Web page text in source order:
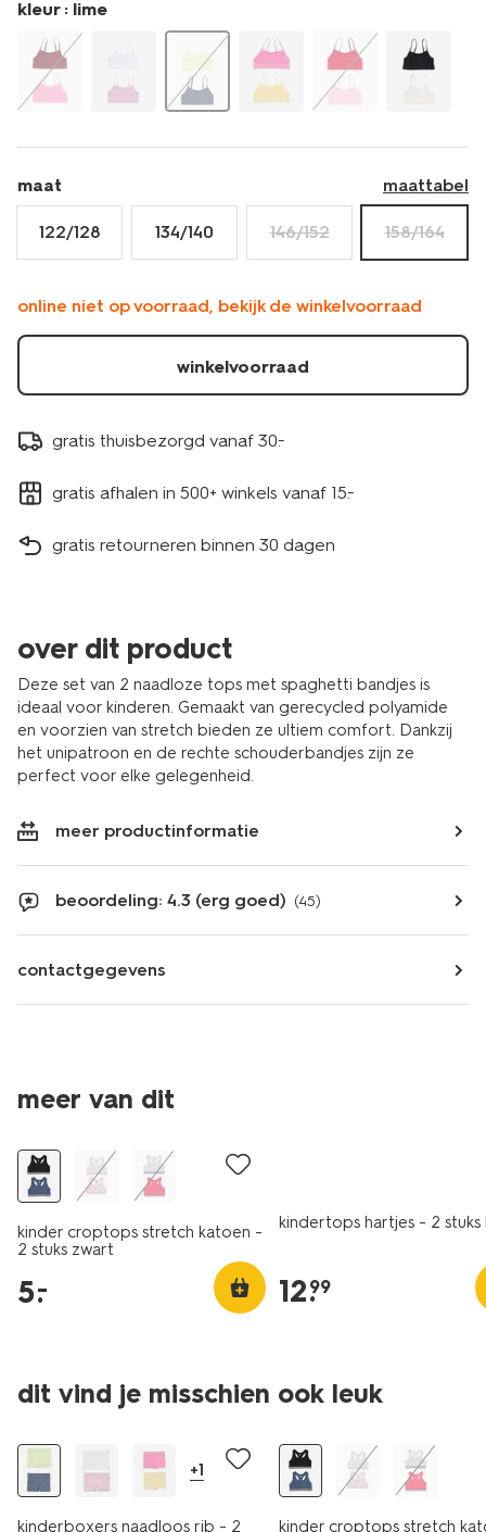
stuks-
19307374.html
kleur : lime
maat maattabel
122/128 134/140 146/152 158/164
online niet op voorraad, bekijk de winkelvoorraad
winkelvoorraad
gratis thuisbezorgd vanaf 30.-
gratis afhalen in 500+ winkels vanaf 15.-
gratis retourneren binnen 30 dagen
over dit product
Deze set van 2 naadloze tops met spaghetti bandjes is
ideaal voor kinderen. Gemaakt van gerecycled polyamide
en voorzien van stretch bieden ze ultiem comfort. Dankzij
het unipatroon en de rechte schouderbandjes zijn ze
perfect voor elke gelegenheid.
meer productinformatie
beoordeling: 4.3 (erg goed) (45)
contactgegevens
meer van dit
laag geprijsd
kinder croptops stretch katoen -
2 stuks zwart
5.
–
kindertops hartjes - 2 stuks
12.
99
dit vind je misschien ook leuk
laag geprijsd
+1
kinderboxers naadloos rib - 2
laag geprijsd
kinder croptops stretch